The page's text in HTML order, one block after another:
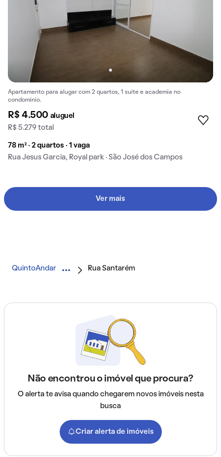
Apartamento para alugar com 2 quartos, 1 suíte e academia no
condomínio.
R$ 4.500 aluguel
R$ 5.279 total
78 m² · 2 quartos · 1 vaga
Rua Jesus Garcia, Royal park · São José dos Campos
Ver mais
QuintoAndar Rua Santarém
Não encontrou o imóvel que procura?
O alerta te avisa quando chegarem novos imóveis nesta
busca
Criar alerta de imóveis